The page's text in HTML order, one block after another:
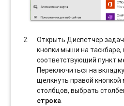
Открыть Диспетчер
кнопки мыши на таскбаре,
соотвeтствующий пункт
Переключиться на вкладку
щелкнуть правой
столбцов, выбрать
строка.